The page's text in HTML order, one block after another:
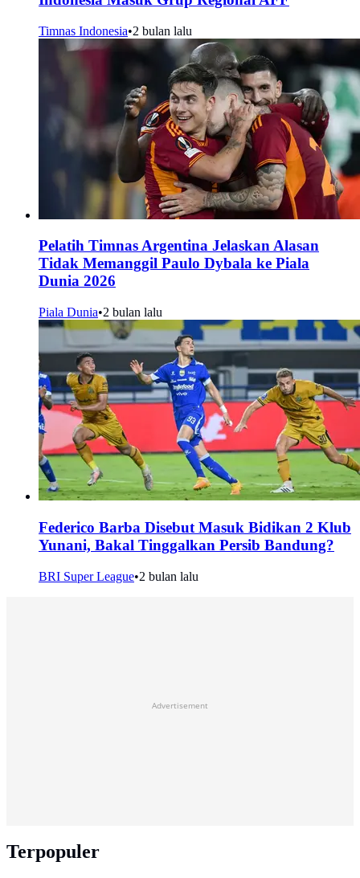
Timnas Indonesia•2 bulan lalu
Pelatih Timnas Argentina Jelaskan Alasan
Tidak Memanggil Paulo Dybala ke Piala
Dunia 2026
Piala Dunia•2 bulan lalu
Federico Barba Disebut Masuk Bidikan 2 Klub
Yunani, Bakal Tinggalkan Persib Bandung?
BRI Super League•2 bulan lalu
Advertisement
Terpopuler